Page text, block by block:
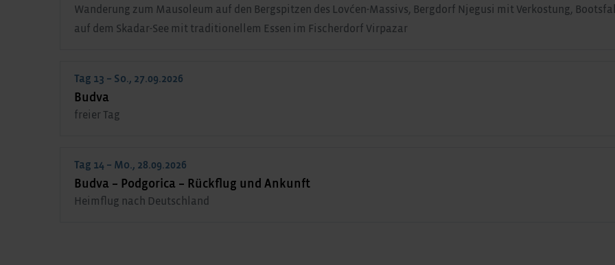
Wanderung zum Mausoleum auf den Bergspitzen des Lovćen-Massivs, Bergdorf Njegusi mit Verkostung,
auf dem Skadar-See mit traditionellem Essen im Fischerdorf Virpazar
Tag 13 – So., 27.09.2026
Budva
freier Tag
Tag 14 – Mo., 28.09.2026
Budva – Podgorica – Rückflug und Ankunft
Heimflug nach Deutschland